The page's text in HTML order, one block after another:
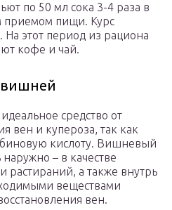
по 50 мл сока 3-4 раза в
приемом пищи. Курс
На этот период из рациона
кофе и чай.
вишней
средство от
вен и купероза, так как
кислоту. Вишневый
– в качестве
растираний, а также внутрь
веществами
вен.